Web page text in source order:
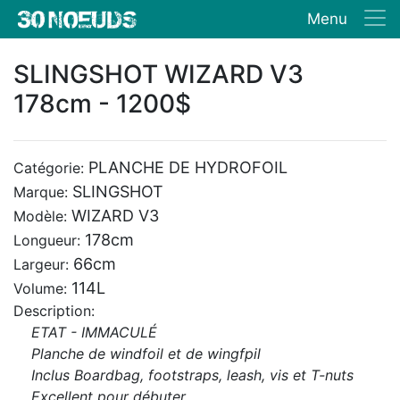
Menu
SLINGSHOT WIZARD V3
178cm - 1200$
Catégorie: PLANCHE DE HYDROFOIL
Marque: SLINGSHOT
Modèle: WIZARD V3
Longueur: 178cm
Largeur: 66cm
Volume: 114L
Description:
ETAT - IMMACULÉ
Planche de windfoil et de wingfpil
Inclus Boardbag, footstraps, leash, vis et T-nuts
Excellent pour débuter